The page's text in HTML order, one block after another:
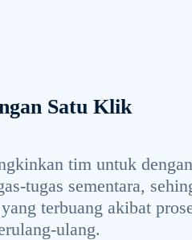
Satu Klik
tim untuk dengan
tugas sementara,
terbuang akibat
ulang.